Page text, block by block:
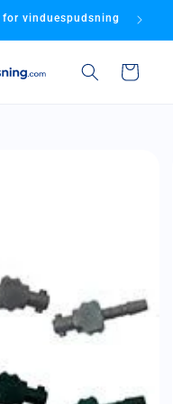
vinduespudsning ✓
Indkøbskurv